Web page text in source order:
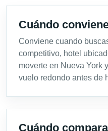
Cuándo
Conviene cuando
competitivo, hotel
moverte en Nueva York
vuelo redondo antes de
Cuándo